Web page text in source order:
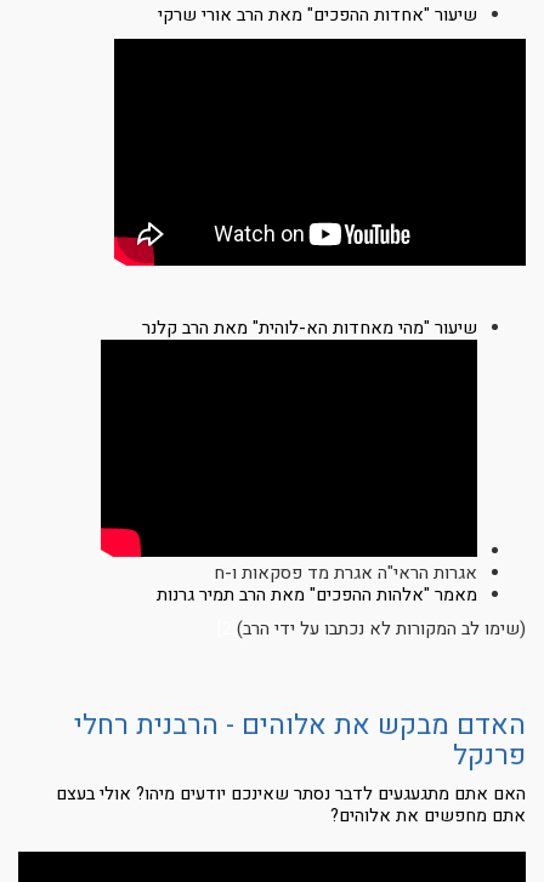
שיעור "אחדות ההפכים" מאת הרב אורי שרקי
שיעור "מהי מאחדות הא-לוהית" מאת הרב קלנר
אגרות הראי"ה אגרת מד פסקאות ו-ח
מאמר "אלהות ההפכים" מאת הרב תמיר גרנות
(שימו לב המקורות לא נכתבו על ידי הרב)
האדם מבקש את אלוהים - הרבנית רחלי
פרנקל
האם אתם מתגעגעים לדבר נסתר שאינכם יודעים מיהו? אולי בעצם
אתם מחפשים את אלוהים?